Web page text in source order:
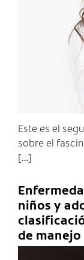
Este es el
sobre el
[…]
niños y
de manejo